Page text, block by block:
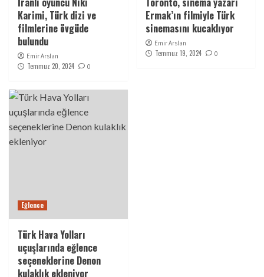
Karimi, Türk dizi ve
filmlerine övgüde
bulundu
Emir Arslan
Temmuz 20, 2024 0
Ermak’ın filmiyle Türk
sinemasını kucaklıyor
Emir Arslan
Temmuz 19, 2024 0
Eğlence
Türk Hava Yolları
uçuşlarında eğlence
seçeneklerine Denon
kulaklık ekleniyor